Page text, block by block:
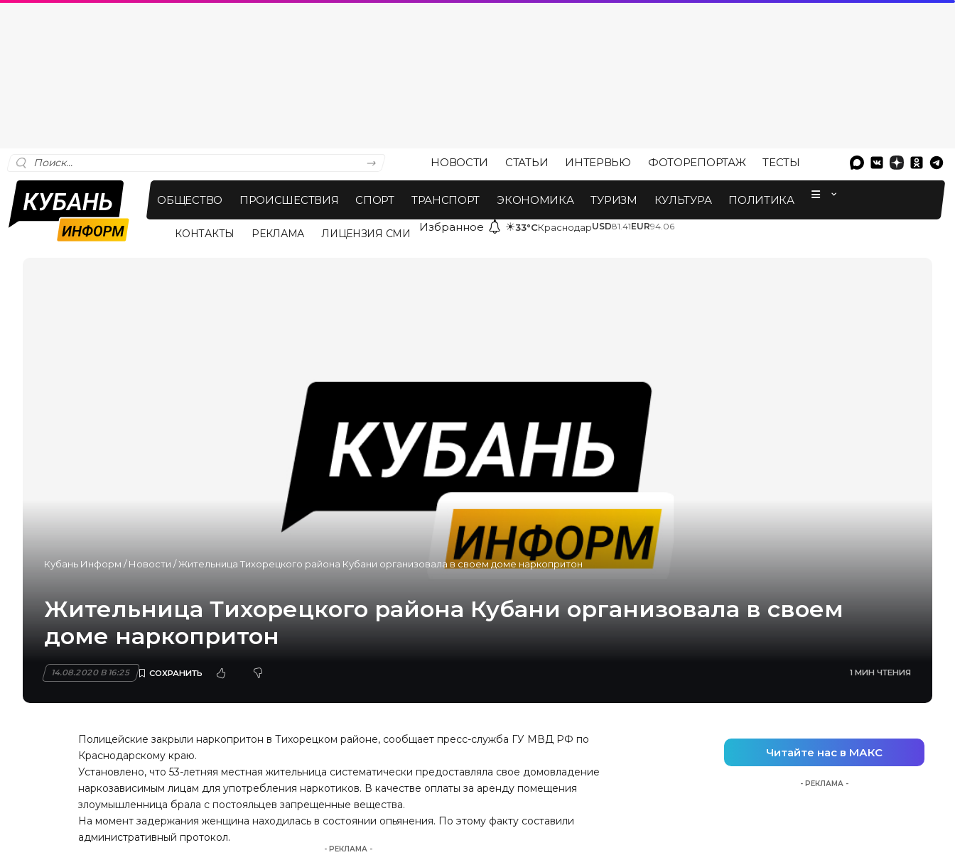
НОВОСТИ СТАТЬИ ИНТЕРВЬЮ ФОТОРЕПОРТАЖ ТЕСТЫ
ОБЩЕСТВО ПРОИСШЕСТВИЯ СПОРТ ТРАНСПОРТ ЭКОНОМИКА ТУРИЗМ КУЛЬТУРА ПОЛИТИКА
КОНТАКТЫ РЕКЛАМА ЛИЦЕНЗИЯ СМИ Избранное ☀33°CКраснодарUSD81.41EUR94.06
Кубань Информ /Новости /Жительница Тихорецкого района Кубани организовала в своем доме наркопритон
Жительница Тихорецкого района Кубани организовала в своем
доме наркопритон
14.08.2020 В 16:25 1 МИН ЧТЕНИЯ
Полицейские закрыли наркопритон в Тихорецком районе, сообщает пресс-служба ГУ МВД РФ по
Краснодарскому краю.
Установлено, что 53-летняя местная жительница систематически предоставляла свое домовладение
наркозависимым лицам для употребления наркотиков. В качестве оплаты за аренду помещения
злоумышленница брала с постояльцев запрещенные вещества.
На момент задержания женщина находилась в состоянии опьянения. По этому факту составили
административный протокол.
- РЕКЛАМА -
Читайте нас в МАКС
- РЕКЛАМА -